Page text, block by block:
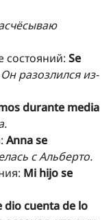
Se
разозлился из-
durante media
Anna se
с Альберто.
Mi hijo se
dio cuenta de lo